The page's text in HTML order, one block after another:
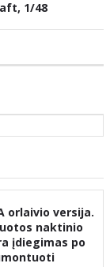
1/48
orlaivio versija.
naktinio
įdiegimas po